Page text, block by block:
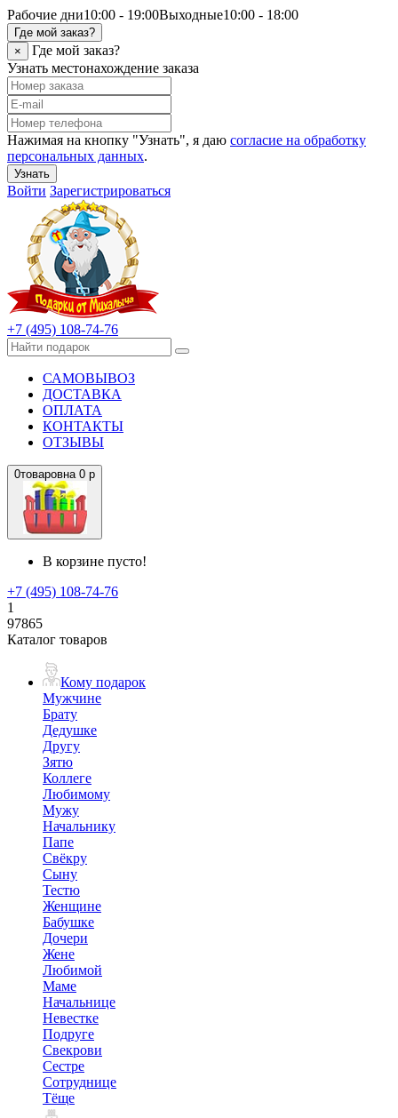
Рабочие дни10:00 - 19:00Выходные10:00 - 18:00
Где мой заказ?
×
Где мой заказ?
Узнать местонахождение заказа
Нажимая на кнопку "Узнать", я даю согласие на обработку
персональных данных.
Узнать
Войти Зарегистрироваться
+7 (495) 108-74-76
САМОВЫВОЗ
ДОСТАВКА
ОПЛАТА
КОНТАКТЫ
ОТЗЫВЫ
0товаровна 0 р
В корзине пусто!
+7 (495) 108-74-76
1
97865
Каталог товаров
Кому подарок
Мужчине
Брату
Дедушке
Другу
Зятю
Коллеге
Любимому
Мужу
Начальнику
Папе
Свёкру
Сыну
Тестю
Женщине
Бабушке
Дочери
Жене
Любимой
Маме
Начальнице
Невестке
Подруге
Свекрови
Сестре
Сотруднице
Тёще